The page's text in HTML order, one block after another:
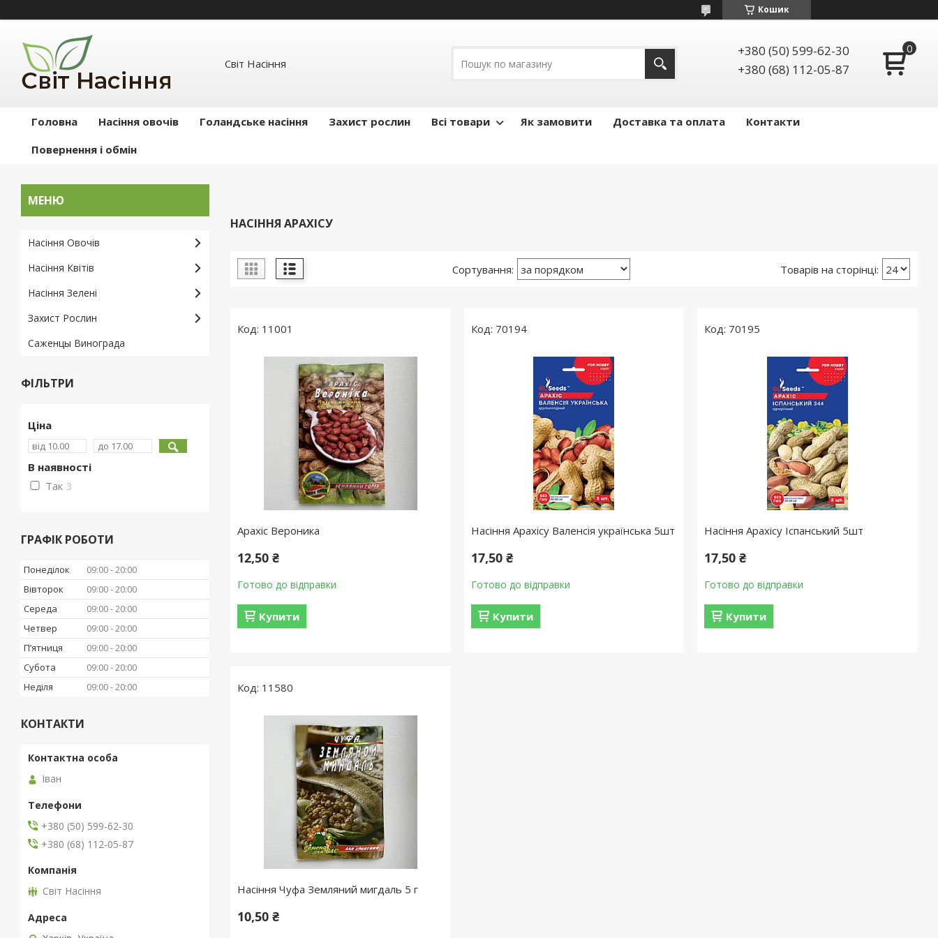
Кошик
Світ Насіння
+380 (50) 599-62-30
+380 (68) 112-05-87
Головна Насіння овочів Голандське насіння Захист рослин Всі товари Як замовити Доставка та оплата
Контакти
Повернення і обмін
НАСІННЯ АРАХІСУ
11001
Арахіс Вероника
12,50 ₴
Готово до відправки
Купити
70194
Насіння Арахiсу Валенсiя українська 5шт
17,50 ₴
Готово до відправки
Купити
70195
Насіння Арахiсу Іспанський 5шт
17,50 ₴
Готово до відправки
Купити
11580
Насіння Чуфа Земляний мигдаль 5 г
10,50 ₴
Насіння Овочів
Насіння Квітів
Насіння Зелені
Захист Рослин
Саженцы Винограда
ФІЛЬТРИ
Ціна
В наявності
Так 3
ГРАФІК РОБОТИ
Понеділок 09:00 20:00
Вівторок
09:00 20:00
Середа
09:00 20:00
Четвер
09:00 20:00
Пʼятниця
09:00 20:00
Субота
09:00 20:00
Неділя
09:00 20:00
КОНТАКТИ
Іван
+380 (50) 599-62-30
+380 (68) 112-05-87
Світ Насіння